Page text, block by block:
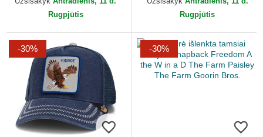
Rugpjūtis
Rugpjūtis
-30% -30%